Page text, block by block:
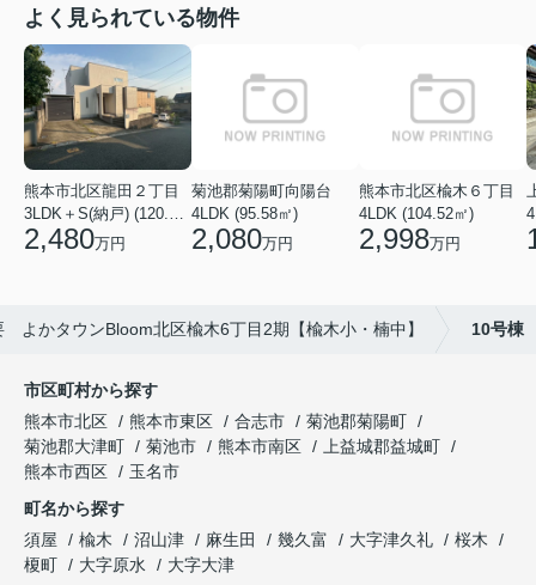
よく見られている物件
熊本市北区龍田２丁目
3LDK＋S(納戸) (120.48㎡)
2,480万円
菊池郡菊陽町向陽台
4LDK (95.58㎡)
2,080万円
熊本市北区楡木６丁目
4LDK (104.52㎡)
2,998万円
よかタウンBloom北区楡木6丁目2期【楡木小・楠中】 10号棟
市区町村から探す
熊本市北区
熊本市東区 合志市
菊池郡菊陽町
菊池郡大津町
菊池市 熊本市南区
上益城郡益城町
熊本市西区
玉名市
町名から探す
須屋
楡木 沼山津 麻生田 幾久富 大字津久礼
桜木
榎町
大字原水
大字大津